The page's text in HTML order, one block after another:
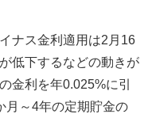
ナス金利適用は2月16
低下するなどの動きが
金利を年0.025%に引
月～4年の定期貯金の